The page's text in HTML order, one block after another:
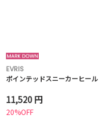
EVRIS
ポインテッドスニーカーヒール
11,520 円
20%OFF